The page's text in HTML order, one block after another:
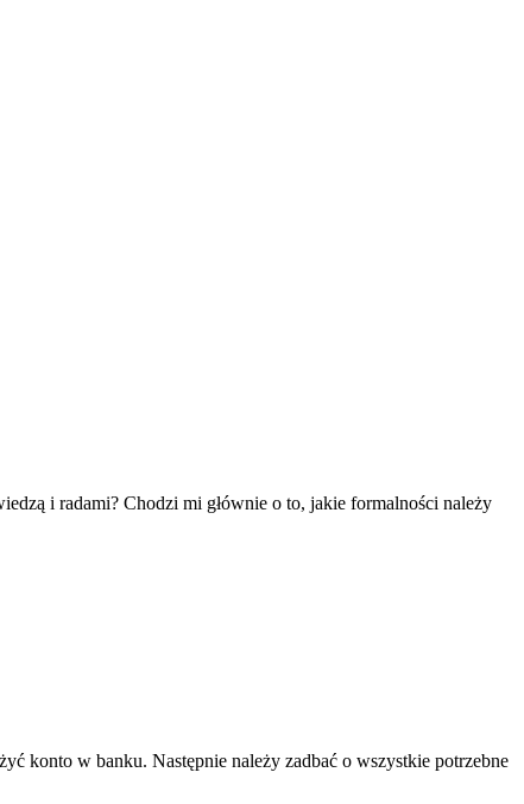
i radami? Chodzi mi głównie o to, jakie formalności należy
konto w banku. Następnie należy zadbać o wszystkie potrzebne